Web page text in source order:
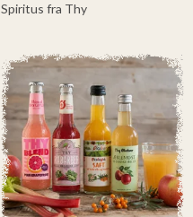
Spiritus fra Thy